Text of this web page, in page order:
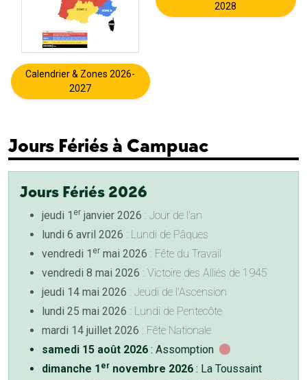
Calendrier & Zones 2026-
2027
2028
Jours Fériés à Campuac
Jours Fériés 2026
jeudi 1 er janvier 2026 : Jour de l'an
lundi 6 avril 2026 : Lundi de Pâques
vendredi 1 er mai 2026 : Fête du Travail
vendredi 8 mai 2026 : Victoire des Alliés de 1945
jeudi 14 mai 2026 : Jeudi de l'Ascension
lundi 25 mai 2026 : Lundi de Pentecôte
mardi 14 juillet 2026 : Fête Nationale
samedi 15 août 2026 : Assomption
dimanche 1 er novembre 2026 : La Toussaint